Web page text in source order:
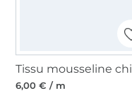
6,00 € / m